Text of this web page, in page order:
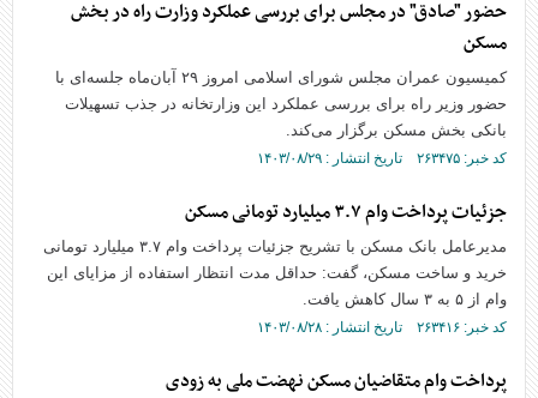
حضور "صادق" در مجلس برای بررسی عملکرد وزارت راه در بخش
مسکن
کمیسیون عمران مجلس شورای اسلامی امروز ۲۹ آبان‌ماه جلسه‌ای با
حضور وزیر راه برای بررسی عملکرد این وزارتخانه در جذب تسهیلات
بانکی بخش مسکن برگزار می‌کند.
کد خبر: ۲۶۳۴۷۵ تاریخ انتشار : ۱۴۰۳/۰۸/۲۹
جزئیات پرداخت وام ۳.۷ میلیارد تومانی مسکن
مدیرعامل بانک مسکن با تشریح جزئیات پرداخت وام ۳.۷ میلیارد تومانی
خرید و ساخت مسکن، گفت: حداقل مدت انتظار استفاده از مزایای این
وام از ۵ به ۳ سال کاهش یافت.
کد خبر: ۲۶۳۴۱۶ تاریخ انتشار : ۱۴۰۳/۰۸/۲۸
پرداخت وام متقاضیان مسکن نهضت ملی به زودی